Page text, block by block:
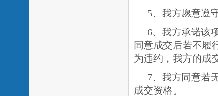
5、我方愿意遵
6、我方承诺该
同意成交后若不履
为违约，我方的成
7、我方同意若
成交资格。